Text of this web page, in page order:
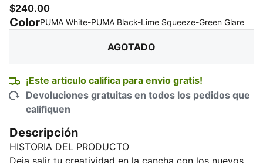
$240.00
ColorPUMA White-PUMA Black-Lime Squeeze-Green Glare:
AGOTADO
¡Este articulo califica para envio gratis!
Devoluciones gratuitas en todos los pedidos que
califiquen
Descripción
HISTORIA DEL PRODUCTO
Deja salir tu creatividad en la cancha con los nuevos